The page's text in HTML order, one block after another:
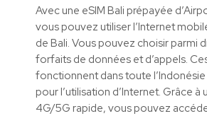
Avec une eSIM Bali prépayée
vous pouvez utiliser l’Internet
de Bali. Vous pouvez choisir parmi
forfaits de données et d’appels.
fonctionnent dans toute
pour l’utilisation d’Internet. Grâce à
4G/5G rapide, vous pouvez